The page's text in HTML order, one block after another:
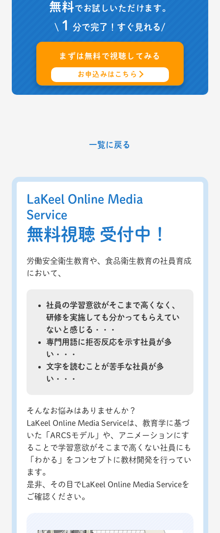
無料でお試しいただけます。
\ １ 分で完了！すぐ見れる/
まずは無料で視聴してみる
お申込みはこちら
一覧に戻る
LaKeel Online Media
Service
無料視聴 受付中！
労働安全衛生教育や、食品衛生教育の社員育成
において、
社員の学習意欲がそこまで高くなく、
研修を実施しても分かってもらえてい
ないと感じる・・・
専門用語に拒否反応を示す社員が多
い・・・
文字を読むことが苦手な社員が多
い・・・
そんなお悩みはありませんか？
LaKeel Online Media Serviceは、教育学に基づ
いた「ARCSモデル」や、アニメーションにす
ることで学習意欲がそこまで高くない社員にも
「わかる」をコンセプトに教材開発を行ってい
ます。
是非、その目でLaKeel Online Media Serviceを
ご確認ください。